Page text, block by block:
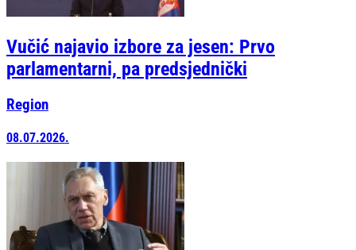
Vučić najavio izbore za jesen: Prvo
parlamentarni, pa predsjednički
Region
08.07.2026.